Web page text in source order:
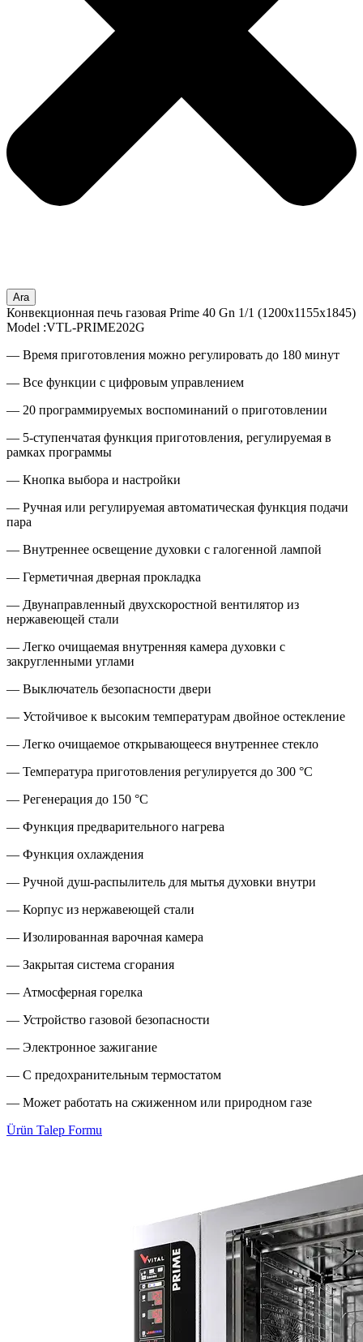
Ara
Конвекционная печь газовая Prime 40 Gn 1/1 (1200x1155x1845)
Model :VTL-PRIME202G
— Время приготовления можно регулировать до 180 минут
— Все функции с цифровым управлением
— 20 программируемых воспоминаний о приготовлении
— 5-ступенчатая функция приготовления, регулируемая в
рамках программы
— Кнопка выбора и настройки
— Ручная или регулируемая автоматическая функция подачи
пара
— Внутреннее освещение духовки с галогенной лампой
— Герметичная дверная прокладка
— Двунаправленный двухскоростной вентилятор из
нержавеющей стали
— Легко очищаемая внутренняя камера духовки с
закругленными углами
— Выключатель безопасности двери
— Устойчивое к высоким температурам двойное остекление
— Легко очищаемое открывающееся внутреннее стекло
— Температура приготовления регулируется до 300 °C
— Регенерация до 150 °C
— Функция предварительного нагрева
— Функция охлаждения
— Ручной душ-распылитель для мытья духовки внутри
— Корпус из нержавеющей стали
— Изолированная варочная камера
— Закрытая система сгорания
— Атмосферная горелка
— Устройство газовой безопасности
— Электронное зажигание
— С предохранительным термостатом
— Может работать на сжиженном или природном газе
Ürün Talep Formu